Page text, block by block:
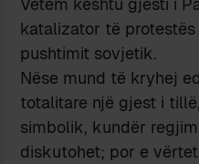
katalizator të
pushtimit sovjetik.
Nëse mund të kryhej
totalitare një gjest i
simbolik, kundër
diskutohet; por e